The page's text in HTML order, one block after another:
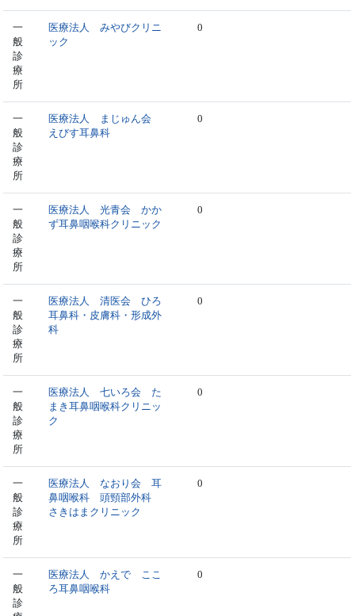
一
般
診
療
所
医療法人 みやびクリニ
ック
0
一
般
診
療
所
医療法人 まじゅん会
えびす耳鼻科
0
一
般
診
療
所
医療法人 光青会 かか
ず耳鼻咽喉科クリニック
0
一
般
診
療
所
医療法人 清医会 ひろ
耳鼻科・皮膚科・形成外
科
0
一
般
診
療
所
医療法人 七いろ会 た
まき耳鼻咽喉科クリニッ
ク
0
一
般
診
療
所
医療法人 なおり会 耳
鼻咽喉科 頭頸部外科
さきはまクリニック
0
一
般
診
医療法人 かえで ここ
ろ耳鼻咽喉科
0